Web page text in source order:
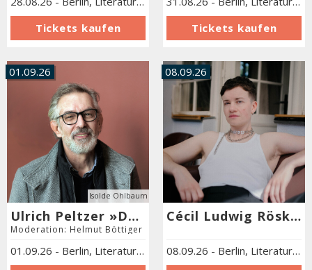
01.09.26
Isolde Ohlbaum
Ulrich Peltzer »Der verlorene Schlaf«
Moderation: Helmut Böttiger
01.09.26 - Berlin, Literaturforum im Brecht-Haus
08.09.26
Cécil Ludwig Röski »Trizeps Royal«
08.09.26 - Berlin, Literaturforum im Brecht-Haus